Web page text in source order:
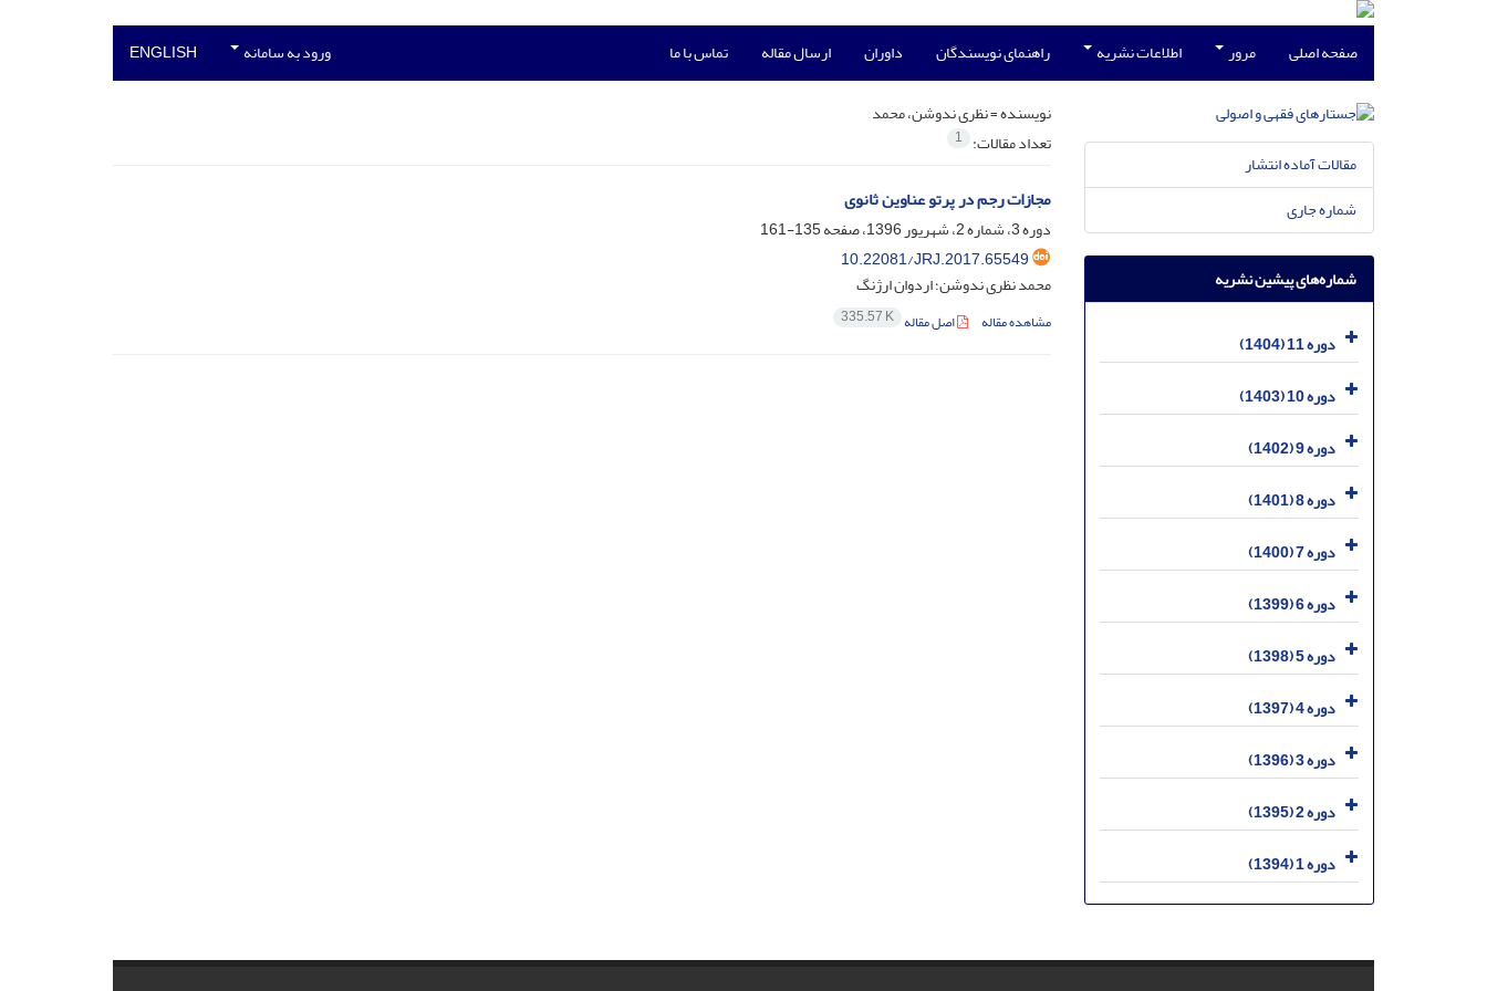
صفحه اصلی مرور اطلاعات نشریه راهنمای نویسندگان داوران ارسال مقاله تماس با ما ورود به سامانه ENGLISH
نویسنده =نظری ندوشن، محمد
تعداد مقالات: 1
مجازات رجم در پرتو عناوین ثانوی
دوره 3، شماره 2، شهریور 1396، صفحه
135-161
10.22081/JRJ.2017.65549
محمد نظری ندوشن؛ اردوان ارژنگ
مشاهده مقاله اصل مقاله 335.57 K
مقالات آماده انتشار
شماره جاری
شماره‌های پیشین نشریه
دوره 11 (1404)
دوره 10 (1403)
دوره 9 (1402)
دوره 8 (1401)
دوره 7 (1400)
دوره 6 (1399)
دوره 5 (1398)
دوره 4 (1397)
دوره 3 (1396)
دوره 2 (1395)
دوره 1 (1394)